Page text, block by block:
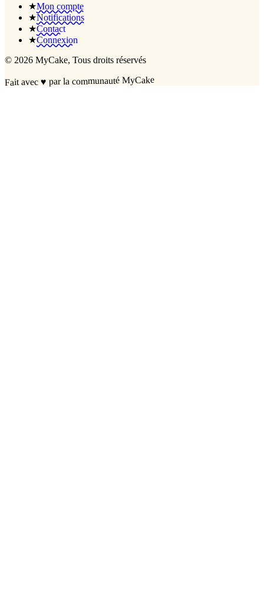
★Mon compte
★Notifications
★Contact
★Connexion
© 2026 MyCake, Tous droits réservés
Fait avec♥ par la communauté MyCake